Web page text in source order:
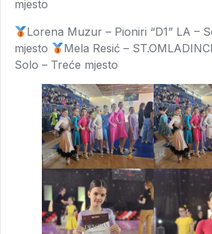
mjesto
Lorena Muzur – Pioniri “D1” LA –
mjesto
Mela Resić –
Solo – Treće mjesto